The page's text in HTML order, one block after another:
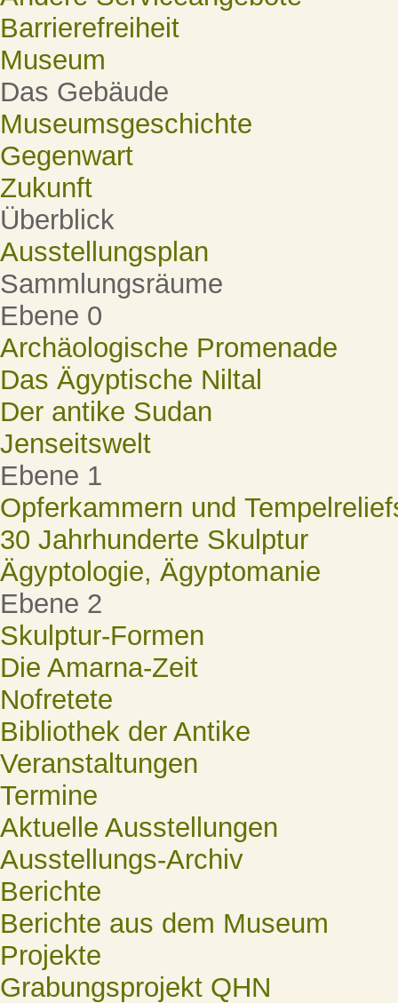
Barrierefreiheit
Museum
Das Gebäude
Museumsgeschichte
Gegenwart
Zukunft
Überblick
Ausstellungsplan
Sammlungsräume
Ebene 0
Archäologische Promenade
Das Ägyptische Niltal
Der antike Sudan
Jenseitswelt
Ebene 1
Opferkammern und
30 Jahrhunderte Skulptur
Ägyptologie, Ägyptomanie
Ebene 2
Skulptur-Formen
Die Amarna-Zeit
Nofretete
Bibliothek der Antike
Veranstaltungen
Termine
Aktuelle Ausstellungen
Ausstellungs-Archiv
Berichte
Berichte aus dem Museum
Projekte
Grabungsprojekt QHN